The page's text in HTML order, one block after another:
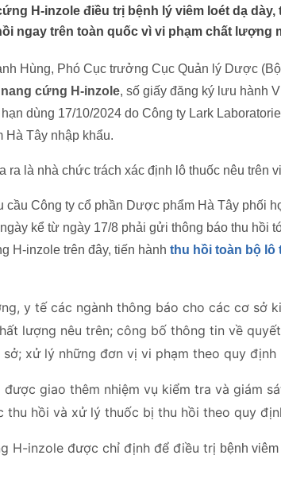
H-inzole điều trị bệnh lý viêm loét dạ
ngay trên toàn quốc vì vi phạm chất lượng
Hùng, Phó Cục trưởng Cục Quản lý Dược
cứng H-inzole, số giấy đăng ký lưu hành
dùng 17/10/2024 do Công ty Lark
Hà Tây nhập khẩu.
ra là nhà chức trách xác định lô thuốc nêu trên
cầu Công ty cổ phần Dược phẩm Hà Tây phối
kể từ ngày 17/8 phải gửi thông báo thu hồi
H-inzole trên đây, tiến hành thu hồi toàn bộ lô
y tế các ngành thông báo cho các cơ sở
lượng nêu trên; công bố thông tin về
xử lý những đơn vị vi phạm theo quy định
được giao thêm nhiệm vụ kiểm tra và giám
thu hồi và xử lý thuốc bị thu hồi theo quy
H-inzole được chỉ định để điều trị bệnh